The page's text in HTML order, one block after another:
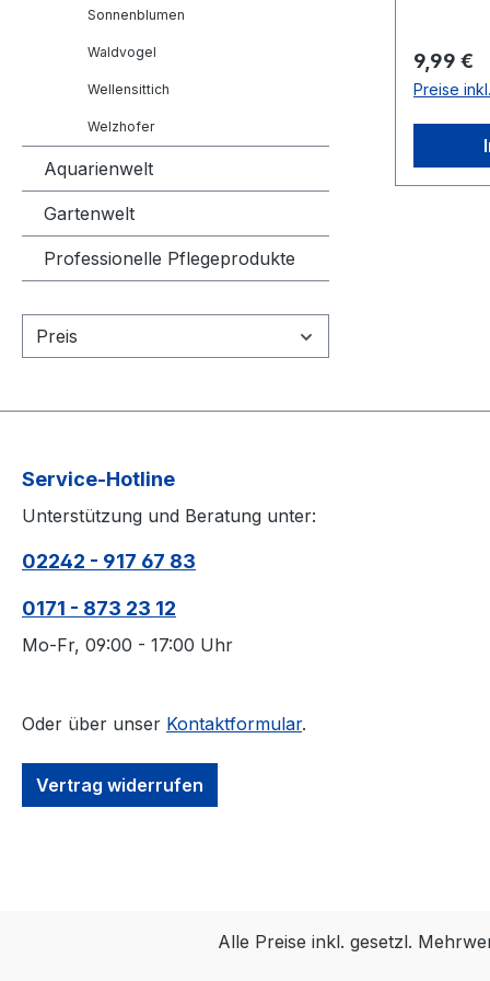
Sonnenblumen
Waldvogel
Wellensittich
Welzhofer
Aquarienwelt
Gartenwelt
Professionelle Pflegeprodukte
Preis
und
den
ist.
einen
Stärke
100g
mg
den
und B6
eignen
um
9,99 €
Preise
Service-Hotline
Unterstützung und Beratung unter:
02242 - 917 67 83
0171 - 873 23 12
Mo-Fr, 09:00 - 17:00 Uhr
Oder über unser Kontaktformular.
Vertrag widerrufen
Alle Preise inkl. gesetzl.